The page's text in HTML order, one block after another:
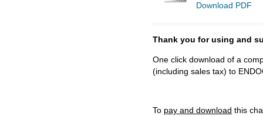
Download PDF
Thank you for using and
One click download of a
(including sales tax) to
To pay and download this